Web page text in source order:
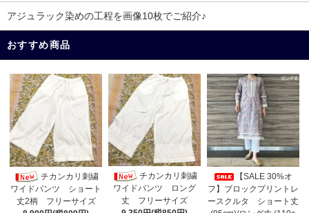
アジュラック染めの工程を画像10枚でご紹介♪
おすすめ商品
チカンカリ刺繍
ワイドパンツ ショート
丈2柄 フリーサイズ
チカンカリ刺繍
ワイドパンツ ロング
丈 フリーサイズ
【SALE 30%オ
フ】ブロックプリントレ
ースクルタ ショート丈